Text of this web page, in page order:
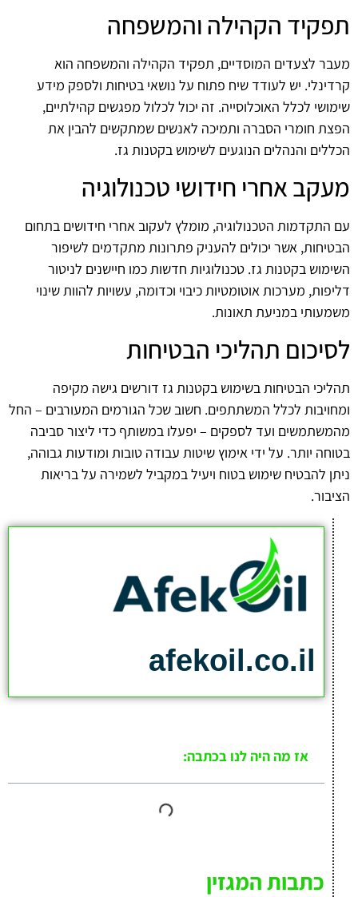
תפקיד הקהילה והמשפחה
מעבר לצעדים המוסדיים, תפקיד הקהילה והמשפחה הוא
קרדינלי. יש לעודד שיח פתוח על נושאי בטיחות ולספק מידע
שימושי לכלל האוכלוסייה. זה יכול לכלול מפגשים קהילתיים,
הפצת חומרי הסברה ותמיכה לאנשים שמתקשים להבין את
הכללים והנהלים הנוגעים לשימוש בקטנות גז.
מעקב אחרי חידושי טכנולוגיה
עם התקדמות הטכנולוגיה, מומלץ לעקוב אחרי חידושים בתחום
הבטיחות, אשר יכולים להעניק פתרונות מתקדמים לשיפור
השימוש בקטנות גז. טכנולוגיות חדשות כמו חיישנים לניטור
דליפות, מערכות אוטומטיות כיבוי וכדומה, עשויות להוות שינוי
משמעותי במניעת תאונות.
לסיכום תהליכי הבטיחות
תהליכי הבטיחות בשימוש בקטנות גז דורשים גישה מקיפה
ומחויבות לכלל המשתתפים. חשוב שכל הגורמים המעורבים – החל
מהמשתמשים ועד לספקים – יפעלו במשותף כדי ליצור סביבה
בטוחה יותר. על ידי אימוץ שיטות עבודה טובות ומודעות גבוהה,
ניתן להבטיח שימוש בטוח ויעיל במקביל לשמירה על בריאות
הציבור.
afekoil.co.il
אז מה היה לנו בכתבה:
כתבות המגזין